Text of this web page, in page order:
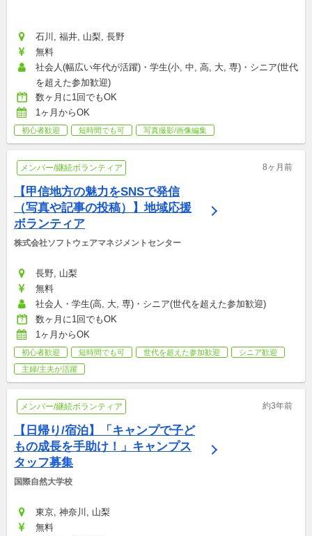
石川, 福井, 山梨, 長野
無料
社会人(幅広い年代が活躍)・学生(小, 中, 高, 大, 専)・シニア(世代
を超えた参加歓迎)
数ヶ月に1回でもOK
1ヶ月からOK
初心者歓迎 短時間でも可 写真撮影/画像編集
メンバー/継続ボランティア 8ヶ月前
【甲信地方の魅力をSNSで発信
（写真や記事の投稿）】地域応援
ボランティア
株式会社ソフトウェアマネジメントセンター
長野, 山梨
無料
社会人・学生(高, 大, 専)・シニア(世代を超えた参加歓迎)
数ヶ月に1回でもOK
1ヶ月からOK
初心者歓迎 短時間でも可 世代を超えた参加歓迎
シニア歓迎
主婦/主夫が活躍
メンバー/継続ボランティア 約3年前
【日帰り/宿泊】「キャンプで子ど
もの成長を手助け！」キャンプス
タッフ募集
国際自然大学校
東京, 神奈川, 山梨
無料